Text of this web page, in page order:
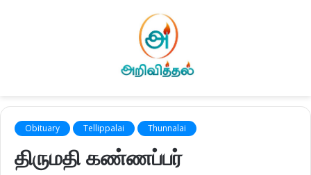
Obituary Tellippalai Thunnalai
திருமதி கண்ணப்பர்